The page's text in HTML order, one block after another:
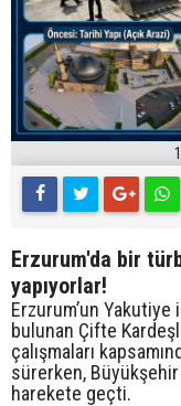
Erzurum'da bir
yapıyorlar!
Erzurum’un
bulunan Çifte
çalışmaları
sürerken,
harekete geçti.